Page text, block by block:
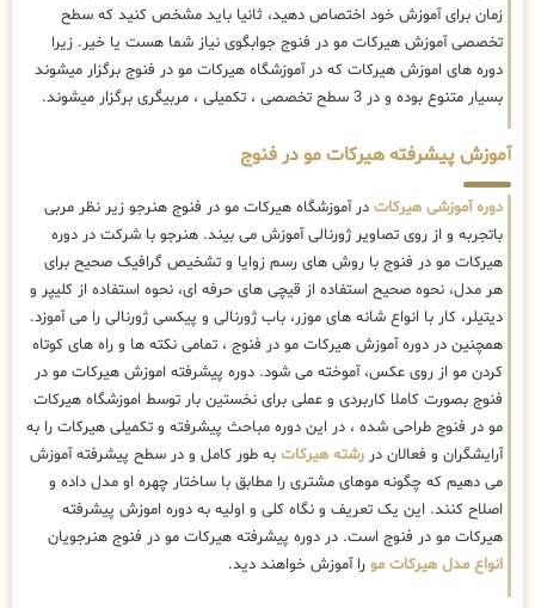
زمان برای آموزش خود اختصاص دهید، ثانیا باید مشخص کنید که سطح
تخصصی آموزش هیرکات مو در فنوج جوابگوی نیاز شما هست یا خیر. زیرا
دوره های اموزش هیرکات که در آموزشگاه هیرکات مو در فنوج برگزار میشوند
بسیار متنوع بوده و در 3 سطح تخصصی ، تکمیلی ، مربیگری برگزار میشوند.
آموزش پیشرفته هیرکات مو در فنوج
دوره آموزشی هیرکات در آموزشگاه هیرکات مو در فنوج هنرجو زیر نظر مربی
باتجربه و از روی تصاویر ژورنالی آموزش می بیند. هنرجو با شرکت در دوره
هیرکات مو در فنوج با روش های رسم زوایا و تشخیص گرافیک صحیح برای
هر مدل، نحوه صحیح استفاده از قیچی های حرفه ای، نحوه استفاده از کلیپر و
دیتیلر، کار با انواع شانه های موزر، باب ژورنالی و پیکسی ژورنالی را می آموزد.
همچنین در دوره آموزش هیرکات مو در فنوج ، تمامی نکته ها و راه های کوتاه
کردن مو از روی عکس، آموخته می شود. دوره پیشرفته اموزش هیرکات مو در
فنوج بصورت کاملا کاربردی و عملی برای نخستین بار توسط اموزشگاه هیرکات
مو در فنوج طراحی شده ، در این دوره مباحث پیشرفته و تکمیلی هیرکات را به
آرایشگران و فعالان در رشته هیرکات به طور کامل و در سطح پیشرفته آموزش
می دهیم که چگونه موهای مشتری را مطابق با ساختار چهره او مدل داده و
اصلاح کنند. این یک تعریف و نگاه کلی و اولیه به دوره اموزش پیشرفته
هیرکات مو در فنوج است. در دوره پیشرفته هیرکات مو در فنوج هنرجویان
انواع مدل هیرکات مو را آموزش خواهند دید.